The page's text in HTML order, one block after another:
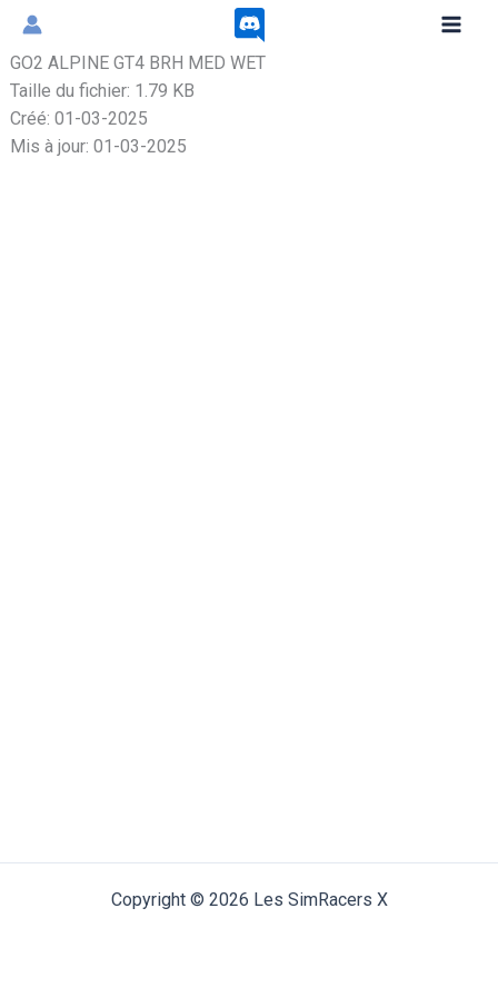
Aller
contenu
GO2 ALPINE GT4 BRH MED WET
Taille du fichier: 1.79 KB
Créé: 01-03-2025
Mis à jour: 01-03-2025
Copyright © 2026 Les SimRacers X